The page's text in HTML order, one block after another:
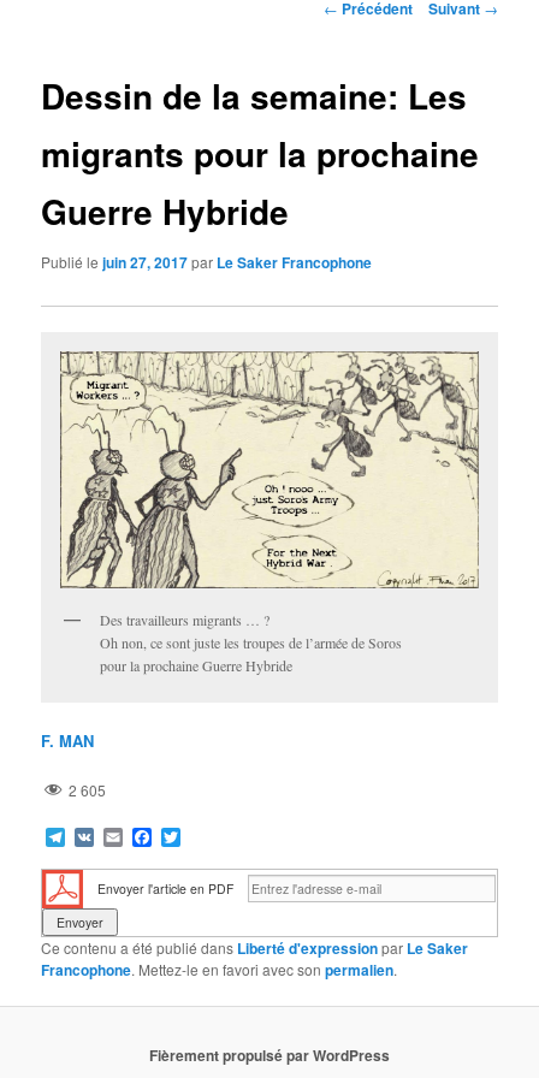
Navigation
← Précédent Suivant →
Dessin de la semaine: Les
migrants pour la prochaine
Guerre Hybride
Publié lejuin 27, 2017par Le Saker Francophone
Des travailleurs migrants … ?
Oh non, ce sont juste les troupes de l’armée de Soros
pour la prochaine Guerre Hybride
F. MAN
2 605
Telegram
VK EmailFacebook
Envoyer l'article en PDF
Ce contenu a été publié dans Liberté d'expressionpar Le Saker
Francophone. Mettez-le en favori avec sonpermalien.
Fièrement propulsé par WordPress